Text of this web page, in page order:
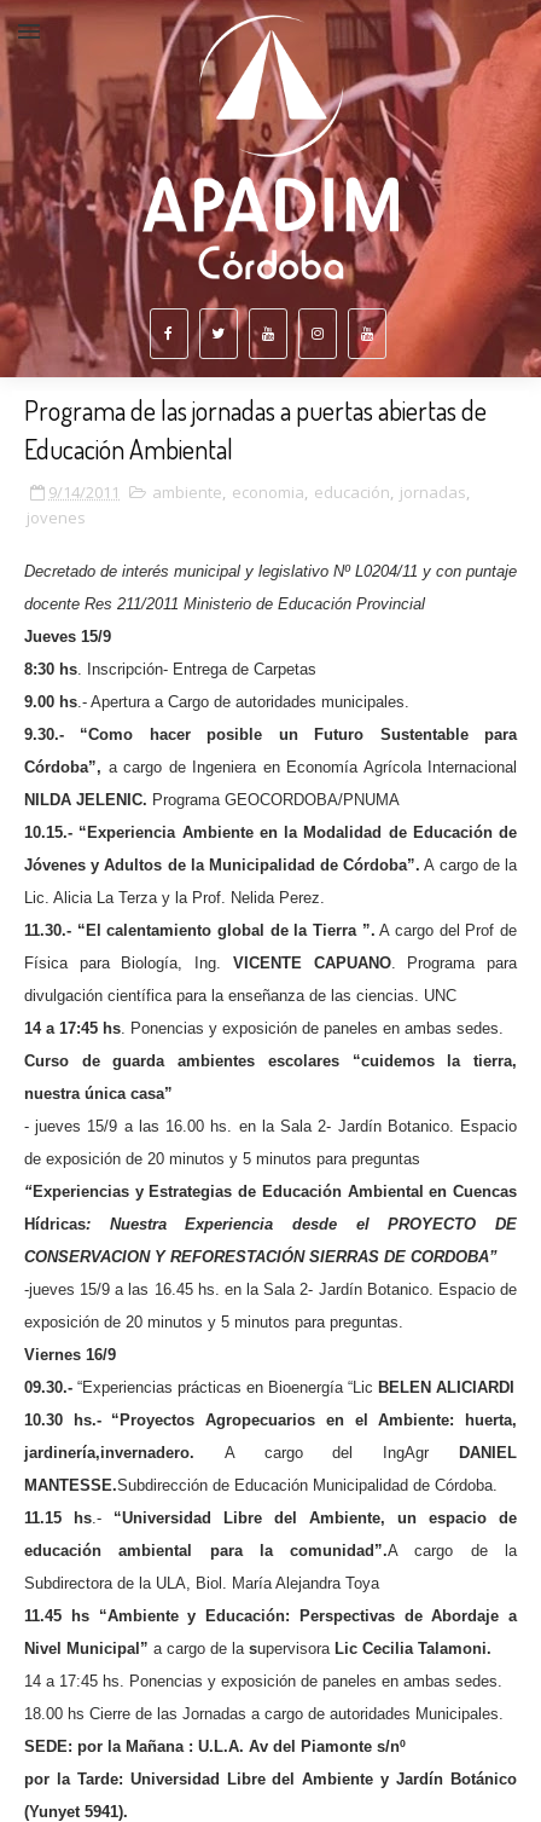
Programa de las jornadas a puertas abiertas de
Educación Ambiental
9/14/2011 ambiente, economia, educación, jornadas,
jovenes
Decretado de interés municipal y legislativo Nº L0204/11 y con puntaje
docente Res 211/2011 Ministerio de Educación Provincial
Jueves 15/9
8:30 hs. Inscripción- Entrega de Carpetas
9.00 hs.- Apertura a Cargo de autoridades municipales.
9.30.- “Como hacer posible un Futuro Sustentable para
Córdoba”, a cargo de Ingeniera en Economía Agrícola Internacional
NILDA JELENIC. Programa GEOCORDOBA/PNUMA
10.15.- “Experiencia Ambiente en la Modalidad de Educación de
Jóvenes y Adultos de la Municipalidad de Córdoba”. A cargo de la
Lic. Alicia La Terza y la Prof. Nelida Perez.
11.30.- “El calentamiento global de la Tierra ”. A cargo del Prof de
Física para Biología, Ing. VICENTE CAPUANO. Programa para
divulgación científica para la enseñanza de las ciencias. UNC
14 a17:45 hs. Ponencias y exposición de paneles en ambas sedes.
Curso de guarda ambientes escolares “cuidemos la tierra,
nuestra única casa”
- jueves 15/9 a las 16.00 hs. en la Sala 2- Jardín Botanico. Espacio
de exposición de 20 minutos y 5 minutos para preguntas
“Experiencias y Estrategias de Educación Ambiental en Cuencas
Hídricas: Nuestra Experiencia desde el PROYECTO DE
CONSERVACION Y REFORESTACIÓN SIERRAS DE CORDOBA”
-jueves 15/9 a las 16.45 hs. en la Sala 2- Jardín Botanico. Espacio de
exposición de 20 minutos y 5 minutos para preguntas.
Viernes 16/9
09.30.- “Experiencias prácticas en Bioenergía “Lic BELEN ALICIARDI
10.30 hs.- “Proyectos Agropecuarios en el Ambiente: huerta,
jardinería,invernadero. A cargo del IngAgr
DANIEL
MANTESSE.Subdirección de Educación Municipalidad de Córdoba.
11.15 hs.- “Universidad Libre del Ambiente, un espacio de
educación ambiental para la comunidad”.A cargo de la
Subdirectora de la ULA, Biol. María Alejandra Toya
11.45 hs
“Ambiente y Educación: Perspectivas de Abordaje a
Nivel Municipal” a cargo de lasupervisoraLic Cecilia Talamoni.
14 a17:45 hs. Ponencias y exposición de paneles en ambas sedes.
18.00 hs Cierre de las Jornadas a cargo de autoridades Municipales.
SEDE: por la Mañana : U.L.A. Av del Piamonte s/nº
por la Tarde: Universidad Libre del Ambiente y Jardín Botánico
(Yunyet 5941).